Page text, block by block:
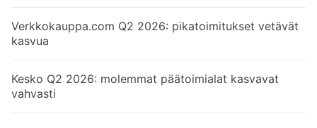
Verkkokauppa.com Q2 2026: pikatoimitukset vetävät
kasvua
Kesko Q2 2026: molemmat päätoimialat kasvavat
vahvasti